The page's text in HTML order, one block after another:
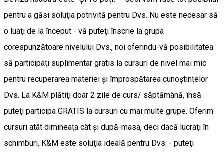
pentru a găsi soluţia potrivită pentru Dvs. Nu este necesar să
o luaţi de la început - vă puteţi înscrie la grupa
corespunzătoare nivelului Dvs., noi oferindu-vă posibilitatea
să participaţi suplimentar gratis la cursuri de nivel mai mic
pentru recuperarea materiei şi împrospătarea cunoştinţelor
Dvs. La K&M plătiţi doar 2 zile de curs/ săptămână, însă
puteţi participa GRATIS la cursuri cu mai multe grupe. Oferim
cursuri atât dimineaţa cât şi după-masa, deci dacă lucraţi în
schimburi, K&M este soluţia ideală pentru Dvs. - puteţi